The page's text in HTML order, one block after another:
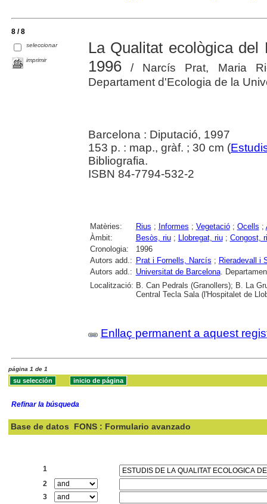
8 / 8
seleccionar
imprimir
La Qualitat ecològica
1996/ Narcís Prat, Maria
Departament d'Ecologia de la
Barcelona : Diputació, 1997
153 p. : map., gràf. ; 30 cm (
Bibliografia.
ISBN 84-7794-532-2
Matèries: Rius ; Informes ; Vegetació; Ocells ;
Àmbit:
Besòs, riu; Llobregat, riu; Congost,
Cronologia:
1996
Autors add.: Prat i Fornells, Narcís ; Rieradevall i
Autors add.: Universitat de Barcelona.
Localització: B. Can Pedrals (Granollers); B. La
Central Tecla Sala (l'Hospitalet de
Enllaç permanent a aquest
página 1 de 1
Refinar la búsqueda
Base de datos FONS : Formulario avanzado
1
2
3